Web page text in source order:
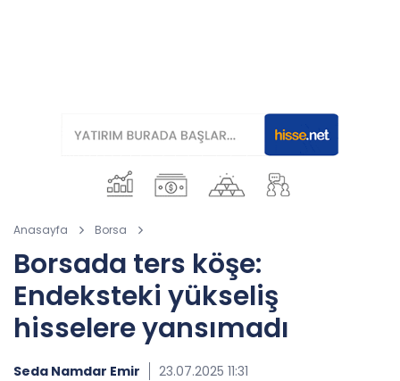
Anasayfa Borsa
Borsada ters köşe:
Endeksteki yükseliş
hisselere yansımadı
Seda Namdar Emir 23.07.2025 11:31